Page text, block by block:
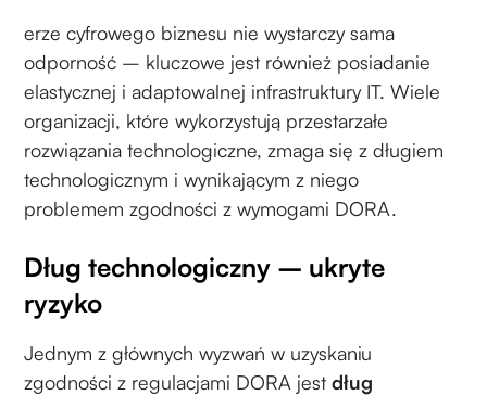
erze cyfrowego biznesu nie wystarczy sama
odporność – kluczowe jest również posiadanie
elastycznej i adaptowalnej infrastruktury IT. Wiele
organizacji, które wykorzystują przestarzałe
rozwiązania technologiczne, zmaga się z długiem
technologicznym i wynikającym z niego
problemem zgodności z wymogami DORA.
Dług technologiczny – ukryte
ryzyko
Jednym z głównych wyzwań w uzyskaniu
zgodności z regulacjami DORA jestdług